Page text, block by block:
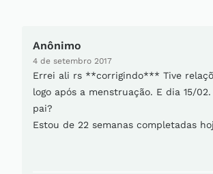
Anônimo
4 de setembro 2017
Errei ali rs **corrigindo*** Tive
logo após a menstruação. E dia 15/
pai?
Estou de 22 semanas completadas